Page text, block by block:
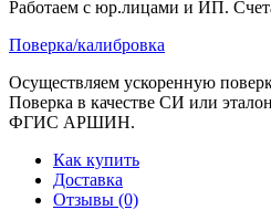
Работаем с юр.лицами и ИП.
Поверка/калибровка
Осуществляем ускоренную
Поверка в качестве СИ или
ФГИС АРШИН.
Как купить
Доставка
Отзывы (0)